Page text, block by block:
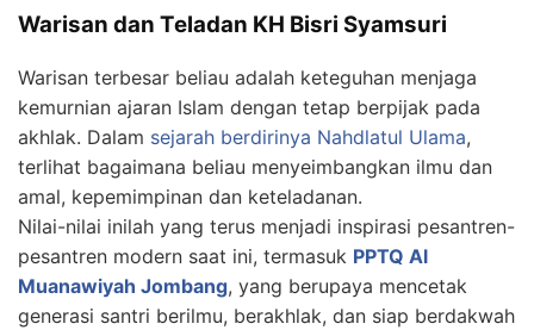
Warisan dan Teladan KH Bisri Syamsuri
Warisan terbesar beliau adalah keteguhan menjaga
kemurnian ajaran Islam dengan tetap berpijak pada
akhlak. Dalam sejarah berdirinya Nahdlatul Ulama,
terlihat bagaimana beliau menyeimbangkan ilmu dan
amal, kepemimpinan dan keteladanan.
Nilai-nilai inilah yang terus menjadi inspirasi pesantren-
pesantren modern saat ini, termasuk PPTQ Al
Muanawiyah Jombang, yang berupaya mencetak
generasi santri berilmu, berakhlak, dan siap berdakwah